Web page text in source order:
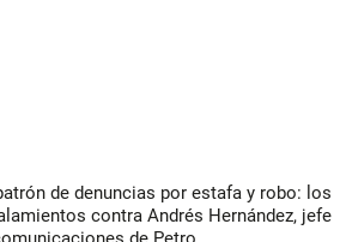
de denuncias por estafa y robo: los
contra Andrés Hernández, jefe